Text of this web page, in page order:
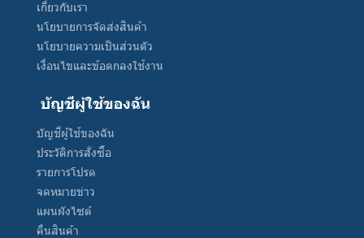
เกี่ยวกับเรา
นโยบายการจัดส่งสินค้า
นโยบายความเป็นส่วนตัว
เงื่อนไขและข้อตกลงใช้งาน
บัญชีผู้ใช้ของฉัน
บัญชีผู้ใช้ของฉัน
ประวัติการสั่งซื้อ
รายการโปรด
จดหมายข่าว
แผนผังไซต์
คืนสินค้า